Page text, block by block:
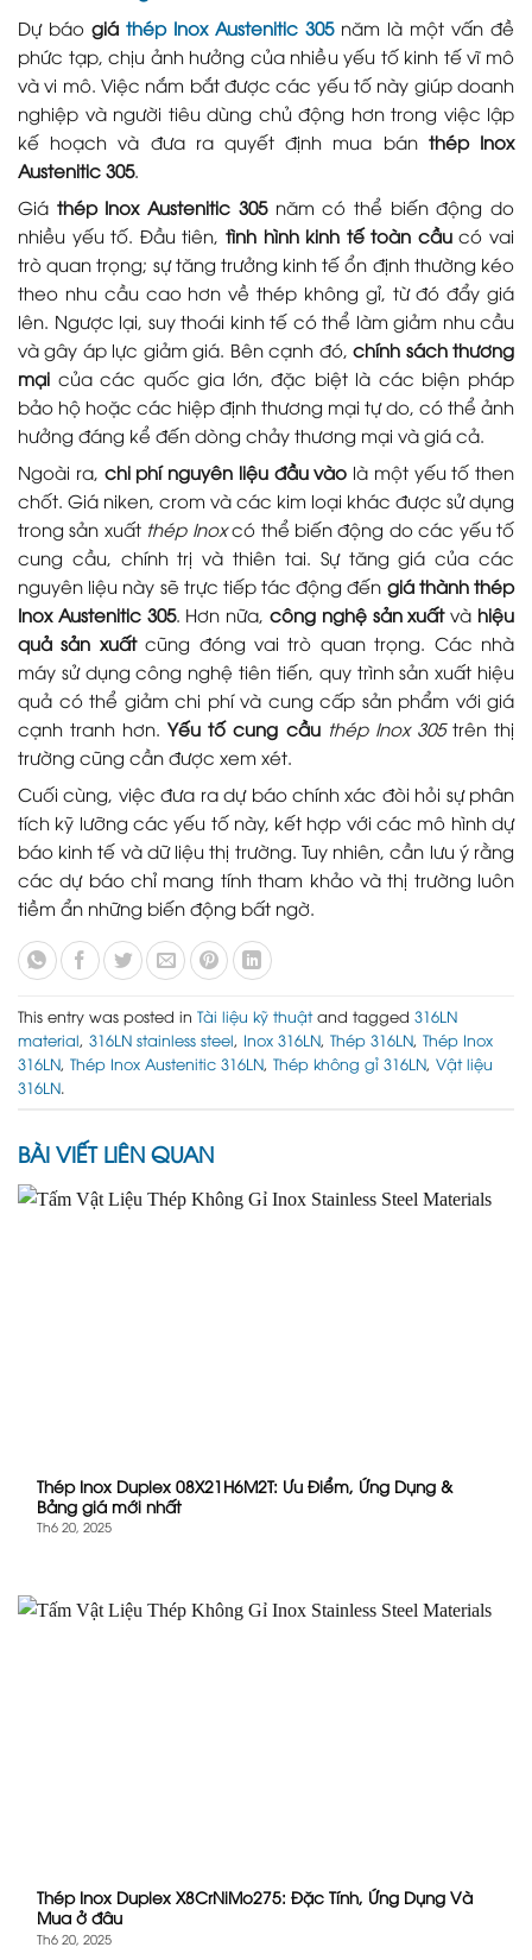
Dự báo giá thép Inox Austenitic 305năm là một vấn đề
phức tạp, chịu ảnh hưởng của nhiều yếu tố kinh tế vĩ mô
và vi mô. Việc nắm bắt được các yếu tố này giúp doanh
nghiệp và người tiêu dùng chủ động hơn trong việc lập
kế hoạch và đưa ra quyết định mua bán thép Inox
Austenitic 305.
Giá thép Inox Austenitic 305năm có thể biến động do
nhiều yếu tố. Đầu tiên, tình hình kinh tế toàn cầucó vai
trò quan trọng; sự tăng trưởng kinh tế ổn định thường kéo
theo nhu cầu cao hơn về thép không gỉ, từ đó đẩy giá
lên. Ngược lại, suy thoái kinh tế có thể làm giảm nhu cầu
và gây áp lực giảm giá. Bên cạnh đó,chính sách thương
mại của các quốc gia lớn, đặc biệt là các biện pháp
bảo hộ hoặc các hiệp định thương mại tự do, có thể ảnh
hưởng đáng kể đến dòng chảy thương mại và giá cả.
Ngoài ra, chi phí nguyên liệu đầu vào là một yếu tố then
chốt. Giá niken, crom và các kim loại khác được sử dụng
trong sản xuất thép Inoxcó thể biến động do các yếu tố
cung cầu, chính trị và thiên tai. Sự tăng giá của các
nguyên liệu này sẽ trực tiếp tác động đến giá thành thép
Inox Austenitic 305. Hơn nữa,công nghệ sản xuấtvà hiệu
quả sản xuấtcũng đóng vai trò quan trọng. Các nhà
máy sử dụng công nghệ tiên tiến, quy trình sản xuất hiệu
quả có thể giảm chi phí và cung cấp sản phẩm với giá
cạnh tranh hơn.Yếu tố cung cầu thép Inox 305trên thị
trường cũng cần được xem xét.
Cuối cùng, việc đưa ra dự báo chính xác đòi hỏi sự phân
tích kỹ lưỡng các yếu tố này, kết hợp với các mô hình dự
báo kinh tế và dữ liệu thị trường. Tuy nhiên, cần lưu ý rằng
các dự báo chỉ mang tính tham khảo và thị trường luôn
tiềm ẩn những biến động bất ngờ.
This entry was posted in Tài liệu kỹ thuậtand tagged 316LN
material, 316LN stainless steel, Inox 316LN, Thép 316LN, Thép Inox
316LN, Thép Inox Austenitic 316LN, Thép không gỉ 316LN, Vật liệu
316LN.
BÀI VIẾT LIÊN QUAN
Thép Inox Duplex 08X21H6M2T: Ưu Điểm, Ứng Dụng &
Bảng giá mới nhất
Th6 20, 2025
Thép Inox Duplex X8CrNiMo275: Đặc Tính, Ứng Dụng Và
Mua ở đâu
Th6 20, 2025